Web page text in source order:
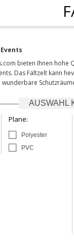
bieten Ihnen
Das Faltzelt kann
AUSWAHL
Plane:
Polyester
PVC